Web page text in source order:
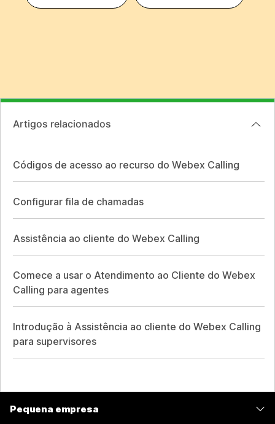
Artigos relacionados
Códigos de acesso ao recurso do Webex Calling
Configurar fila de chamadas
Assistência ao cliente do Webex Calling
Comece a usar o Atendimento ao Cliente do Webex
Calling para agentes
Introdução à Assistência ao cliente do Webex Calling
para supervisores
Pequena empresa